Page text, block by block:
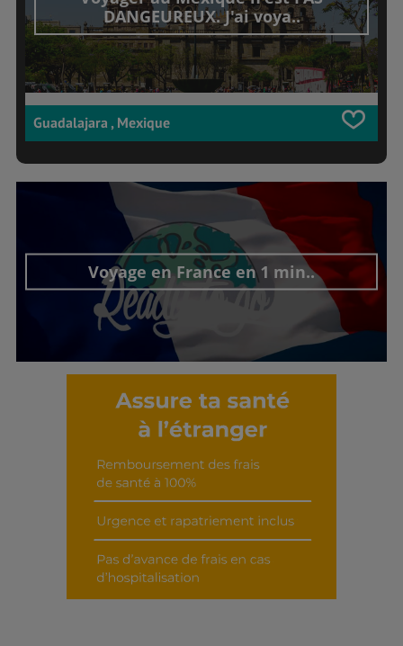
DANGEUREUX. J'ai voya..
Guadalajara , Mexique
Voyage en France en 1 min..
Découvrir cet interview